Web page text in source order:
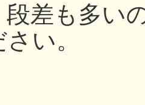
差も多い
い。